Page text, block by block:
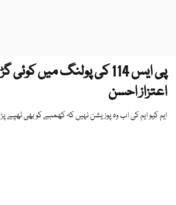
پی ایس 114 کی پولنگ میں
اعتزاز احسن
ایم کیو ایم کی اب وہ پوزیشن نہیں کہ کھمبے کو بھی ٹھپے